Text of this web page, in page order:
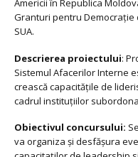
Americii în Republica
Granturi pentru
SUA.
Descrierea proiectului:
Sistemul Afacerilor Interne
crească capacitățile de
cadrul instituţiilor
Obiectivul concursului:
va organiza şi desfăşura